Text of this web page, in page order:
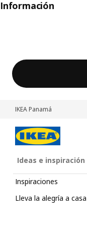
Información
IKEA Panamá
Ideas e inspiración
Inspiraciones
Lleva la alegría a casa